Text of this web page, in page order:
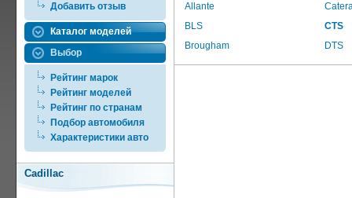
Добавить отзыв
Каталог моделей
Выбор
Рейтинг марок
Рейтинг моделей
Рейтинг по странам
Подбор автомобиля
Характеристики авто
Cadillac
Allante
BLS
Brougham
CTS
DTS